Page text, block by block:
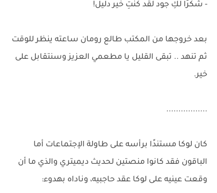
- شكرًا لكِ جود لقد كُنتِ خير دليل!
بعد خروجها من المكتب طالع رومان ساعته ينظر للوقت
ثم تنهد .. تبقى القليل يا مطعمي العزيز وسنتقابل على
خير.
.................
كان لوكا مستندًا برأسه على طاولة الإجتماعات أما
الباقون فقد كانوا منصتين لحديث ديميتري والذي ما أن
وقعت عينيه على لوكا عقد حاجبيه، وناداه بهدوء: